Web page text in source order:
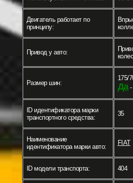
Двигатель работает по
принципу:
Привод у авто:
Размер шин:
175/
Да-
ID идентификатора марки
транспортного средства:
35
Наименование
идентификатора марки авто:
FIAT
ID модели транспорта: 404